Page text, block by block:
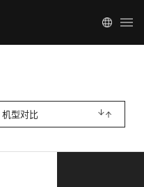
机型对比